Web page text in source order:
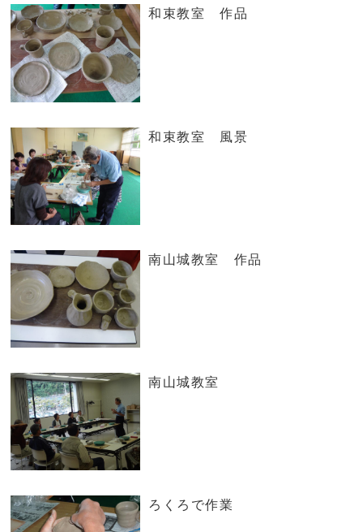
和束教室 作品
和束教室 風景
南山城教室 作品
南山城教室
ろくろで作業